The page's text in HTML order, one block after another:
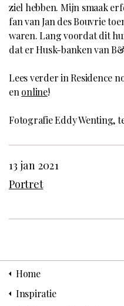
ziel hebben. Mijn smaak
fan van Jan des Bouvrie
waren. Lang voordat dit
dat er Husk-banken van
Lees verder in Residence
en online!
Fotografie Eddy Wenting,
13 jan 2021
Portret
Home
Inspiratie